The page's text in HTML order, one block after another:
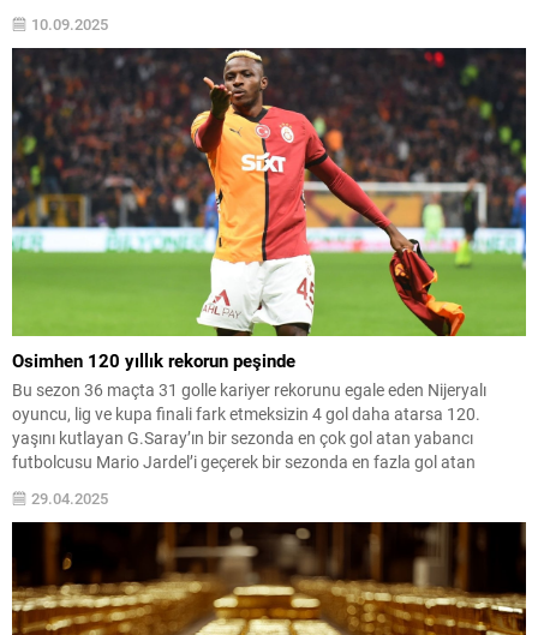
10.09.2025
Osimhen 120 yıllık rekorun peşinde
Bu sezon 36 maçta 31 golle kariyer rekorunu egale eden Nijeryalı
oyuncu, lig ve kupa finali fark etmeksizin 4 gol daha atarsa 120.
yaşını kutlayan G.Saray’ın bir sezonda en çok gol atan yabancı
futbolcusu Mario Jardel’i geçerek bir sezonda en fazla gol atan
yabancı olacak
29.04.2025